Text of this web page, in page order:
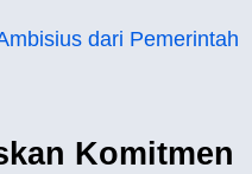
dari Pemerintah
Komitmen